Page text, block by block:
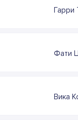
Гарри
Фати
Вика